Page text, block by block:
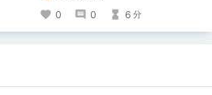
0
0 6 分